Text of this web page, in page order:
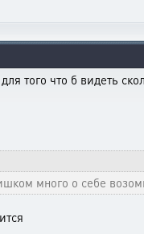
что б видеть
много о себе